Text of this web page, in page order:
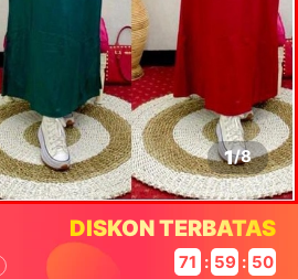
1/8
DISKON TERBATAS
71 : 59 : 50